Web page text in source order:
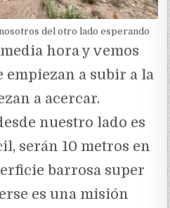
del otro lado esperando
hora y vemos
empiezan a subir a la
a acercar.
nuestro lado es
serán 10 metros en
barrosa super
es una misión